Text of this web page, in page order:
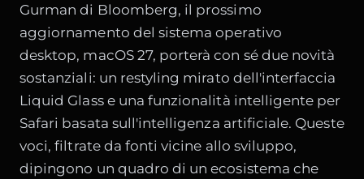
Gurman di Bloomberg, il prossimo
aggiornamento del sistema operativo
desktop, macOS 27, porterà con sé due novità
sostanziali: un restyling mirato dell'interfaccia
Liquid Glass e una funzionalità intelligente per
Safari basata sull'intelligenza artificiale. Queste
voci, filtrate da fonti vicine allo sviluppo,
dipingono un quadro di un ecosistema che